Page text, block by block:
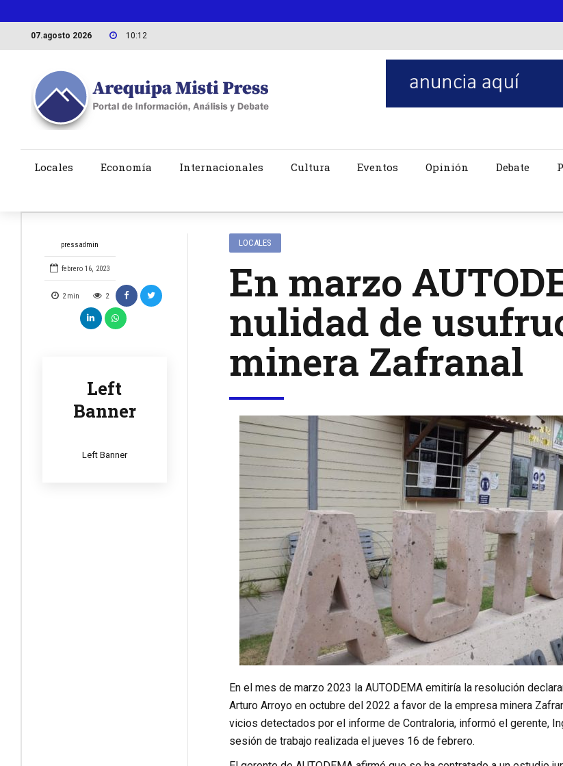
07.agosto 2026 10:12
Locales Economía Internacionales Cultura Eventos Opinión Debate
pressadmin
febrero 16, 2023
2 min 2
Left
Banner
Left Banner
LOCALES
En marzo
nulidad de
minera Zafranal
En el mes de marzo 2023 la AUTODEMA emitiría la resolución
Arturo Arroyo en octubre del 2022 a favor de la empresa minera
vicios detectados por el informe de Contraloria, informó el gerente,
sesión de trabajo realizada el jueves 16 de febrero.